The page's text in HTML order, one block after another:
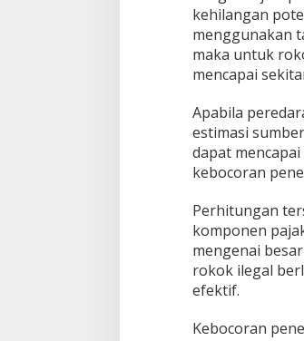
kehilangan
menggunakan
maka untuk
mencapai
Apabila
estimasi
dapat
kebocoran
Perhitungan
komponen
mengenai
rokok ilegal
efektif.
Kebocoran